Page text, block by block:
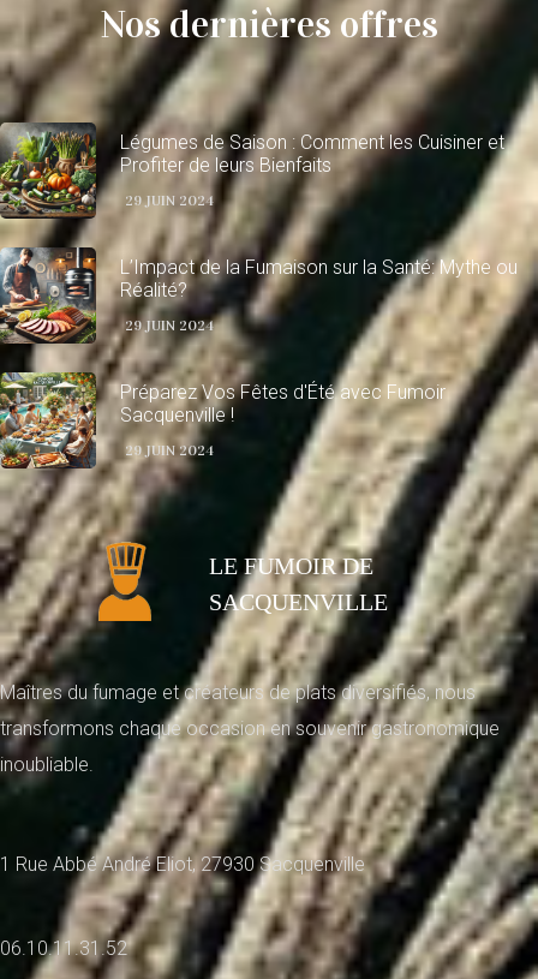
Nos dernières offres
Légumes de Saison : Comment les Cuisiner et
Profiter de leurs Bienfaits
29 JUIN 2024
L’Impact de la Fumaison sur la Santé: Mythe ou
Réalité?
29 JUIN 2024
Préparez Vos Fêtes d'Été avec Fumoir
Sacquenville !
29 JUIN 2024
LE FUMOIR DE
SACQUENVILLE
Maîtres du fumage et créateurs de plats diversifiés, nous
transformons chaque occasion en souvenir gastronomique
inoubliable.
1 Rue Abbé André Eliot, 27930 Sacquenville
06.10.11.31.52